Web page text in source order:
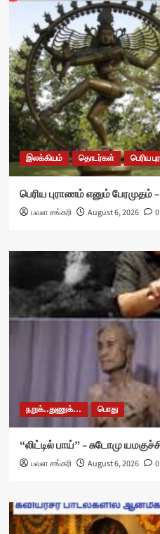
இலக்கியம் தொடர்கள் பெரிய
பெரிய புராணம் எனும் பேரமுதம் –
பவள சங்கரி August 6, 2026 0
நறுக்..துணுக்... பொது
“லிட்டில் பாய்” – சுடோமு
பவள சங்கரி August 6, 2026 0